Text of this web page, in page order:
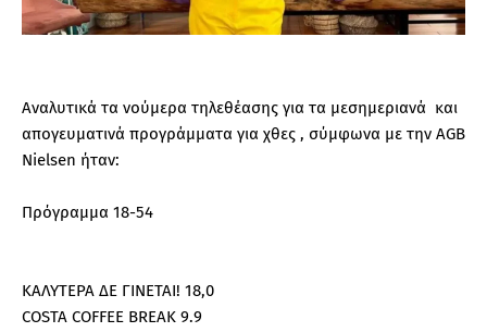
Αναλυτικά τα νούμερα τηλεθέασης για τα μεσημεριανά και
απογευματινά προγράμματα για χθες , σύμφωνα με την AGB
Nielsen ήταν:
Πρόγραμμα 18-54
ΚΑΛΥΤΕΡΑ ΔΕ ΓΙΝΕΤΑΙ! 18,0
COSTA COFFEE BREAK 9.9